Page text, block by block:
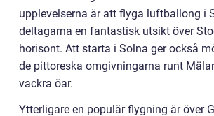
upplevelserna är att flyga luftballong i
deltagarna en fantastisk utsikt över
horisont. Att starta i Solna ger också
de pittoreska omgivningarna runt
vackra öar.
Ytterligare en populär flygning är över